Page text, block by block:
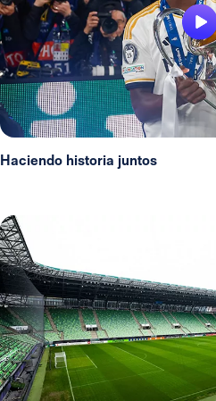
Haciendo historia juntos